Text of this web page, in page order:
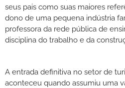
seus pais como suas maiores
dono de uma pequena indústria
professora da rede pública de
disciplina do trabalho e da
A entrada definitiva no setor de
aconteceu quando assumiu uma